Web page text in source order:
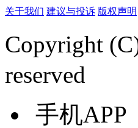
关于我们 建议与投诉 版权声明
Copyright
reserved
手机APP